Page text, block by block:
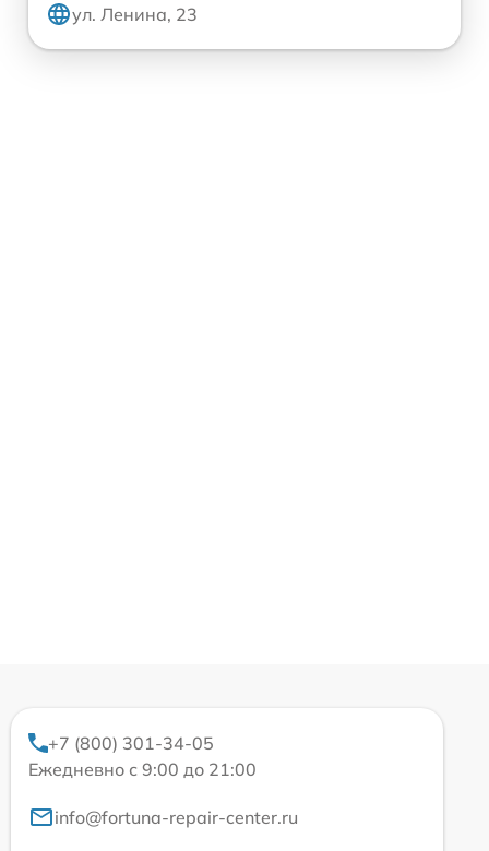
ул. Ленина, 23
+7 (800) 301-34-05
Ежедневно с 9:00 до 21:00
info@fortuna-repair-center.ru